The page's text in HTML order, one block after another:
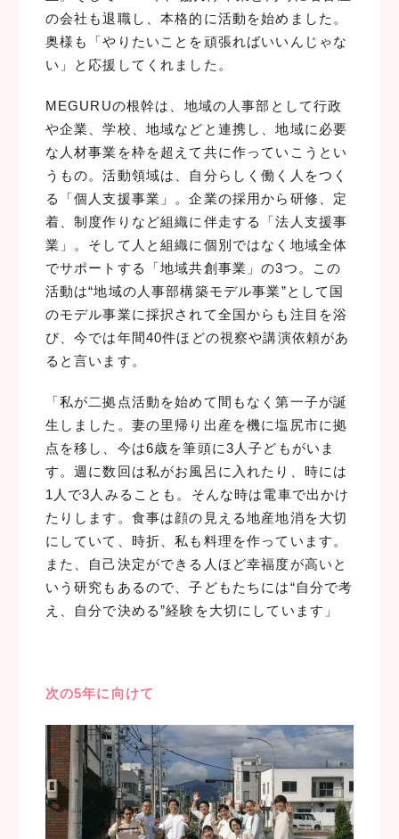
の会社も退職し、本格的に活動を始めました。
奥様も「やりたいことを頑張ればいいんじゃな
い」と応援してくれました。
MEGURUの根幹は、地域の人事部として行政
や企業、学校、地域などと連携し、地域に必要
な人材事業を枠を超えて共に作っていこうとい
うもの。活動領域は、自分らしく働く人をつく
る「個人支援事業」。企業の採用から研修、定
着、制度作りなど組織に伴走する「法人支援事
業」。そして人と組織に個別ではなく地域全体
でサポートする「地域共創事業」の3つ。この
活動は“地域の人事部構築モデル事業”として国
のモデル事業に採択されて全国からも注目を浴
び、今では年間40件ほどの視察や講演依頼があ
ると言います。
「私が二拠点活動を始めて間もなく第一子が誕
生しました。妻の里帰り出産を機に塩尻市に拠
点を移し、今は6歳を筆頭に3人子どもがいま
す。週に数回は私がお風呂に入れたり、時には
1人で3人みることも。そんな時は電車で出かけ
たりします。食事は顔の見える地産地消を大切
にしていて、時折、私も料理を作っています。
また、自己決定ができる人ほど幸福度が高いと
いう研究もあるので、子どもたちには“自分で考
え、自分で決める”経験を大切にしています」
次の5年に向けて